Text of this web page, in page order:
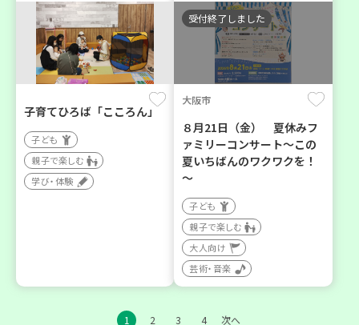
子育てひろば「こころん」
子ども
親子で楽しむ
学び・体験
受付終了しました
大阪市
８月21日（金） 夏休みフ
ァミリーコンサート～この
夏いちばんのワクワクを！
～
子ども
親子で楽しむ
大人向け
芸術・音楽
1 2 3 4 次へ